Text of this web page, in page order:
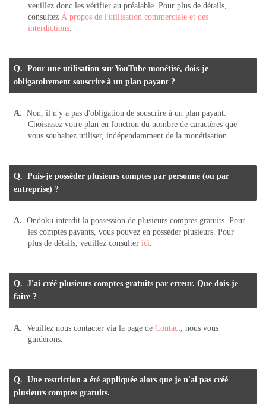
veuillez donc les vérifier au préalable. Pour plus de détails,
consultez À propos de l'utilisation commerciale et des
interdictions.
Pour une utilisation sur YouTube monétisé, dois-je
obligatoirement souscrire à un plan payant ?
Non, il n'y a pas d'obligation de souscrire à un plan payant.
Choisissez votre plan en fonction du nombre de caractères que
vous souhaitez utiliser, indépendamment de la monétisation.
Puis-je posséder plusieurs comptes par personne (ou par
entreprise) ?
Ondoku interdit la possession de plusieurs comptes gratuits. Pour
les comptes payants, vous pouvez en posséder plusieurs. Pour
plus de détails, veuillez consulter ici.
J'ai créé plusieurs comptes gratuits par erreur. Que dois-je
faire ?
Veuillez nous contacter via la page de Contact, nous vous
guiderons.
Une restriction a été appliquée alors que je n'ai pas créé
plusieurs comptes gratuits.